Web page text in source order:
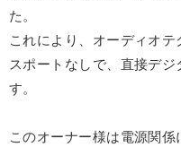
た。
これにより、オーディオ
スポートなしで、直接デ
す。
このオーナー様は電源関